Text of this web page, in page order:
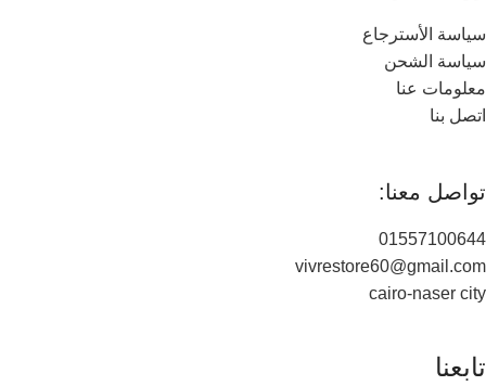
سياسة الأسترجاع
سياسة الشحن
معلومات عنا
اتصل بنا
تواصل معنا:
01557100644
vivrestore60@gmail.com
cairo-naser city
تابعنا